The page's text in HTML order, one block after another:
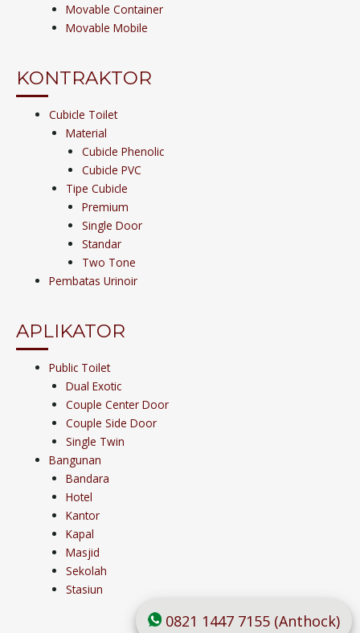
0821 1447 7155 (Anthock)
Movable Container
Movable Mobile
KONTRAKTOR
Cubicle Toilet
Material
Cubicle Phenolic
Cubicle PVC
Tipe Cubicle
Premium
Single Door
Standar
Two Tone
Pembatas Urinoir
APLIKATOR
Public Toilet
Dual Exotic
Couple Center Door
Couple Side Door
Single Twin
Bangunan
Bandara
Hotel
Kantor
Kapal
Masjid
Sekolah
Stasiun